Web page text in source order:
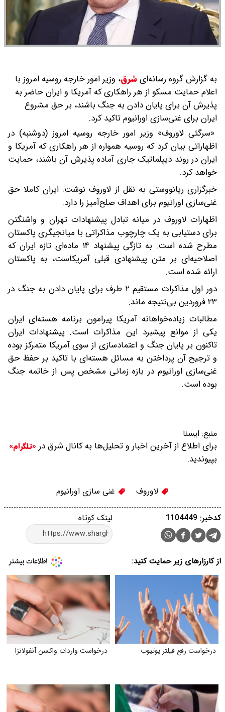
به گزارش گروه رسانه‌ایشرق، وزیر امور خارجه روسیه امروز با
اعلام حمایت مسکو از هر راهکاری که آمریکا و ایران حاضر به
پذیرش آن برای پایان دادن به جنگ باشند، بر حق مشروع
ایران برای غنی‌سازی اورانیوم تاکید کرد.
«سرگئی لاوروف» وزیر امور خارجه روسیه امروز (دوشنبه) در
اظهاراتی بیان کرد که روسیه همواره از هر راهکاری که آمریکا و
ایران در روند دیپلماتیک جاری آماده پذیرش آن باشند، حمایت
خواهد کرد.
خبرگزاری ریانووستی به نقل از لاوروف نوشت: ایران کاملا حق
غنی‌سازی اورانیوم برای اهداف صلح‌آمیز را دارد.
اظهارات لاوروف در میانه تبادل پیشنهادات تهران و واشنگتن
برای دستیابی به یک چارچوب مذاکراتی با میانجیگری پاکستان
مطرح شده است. به تازگی پیشنهاد ۱۴ ماده‌ای تازه ایران که
اصلاحیه‌ای بر متن پیشنهادی قبلی آمریکاست، به پاکستان
ارائه شده است.
دور اول مذاکرات مستقیم ۲ طرف برای پایان دادن به جنگ در
۲۳ فروردین بی‌نتیجه ماند.
مطالبات زیاده‌خواهانه آمریکا پیرامون برنامه هسته‌ای ایران
یکی از موانع پیشبرد این مذاکرات است. پیشنهادات ایران
تاکنون بر پایان جنگ و اعتمادسازی از سوی آمریکا متمرکز بوده
و ترجیح آن پرداختن به مسائل هسته‌ای با تاکید بر حفظ حق
غنی‌سازی اورانیوم در بازه زمانی مشخص پس از خاتمه جنگ
بوده است.
منبع: ایسنا
برای اطلاع از آخرین اخبار و تحلیل‌ها به کانال شرق در «تلگرام»
بپیوندید.
لاوروف غنی سازی اورانیوم
لینک کوتاه کدخبر: 1104449
از کارزارهای زیر حمایت کنید:
درخواست رفع فیلتر یوتیوب درخواست واردات واکسن آنفولانزا